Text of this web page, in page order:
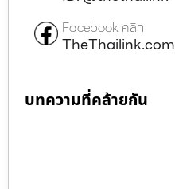
Facebook คลิก
TheThailink.com
บทความที่คล้ายกัน